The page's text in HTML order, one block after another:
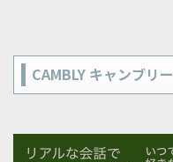
CAMBLY キャンブリー